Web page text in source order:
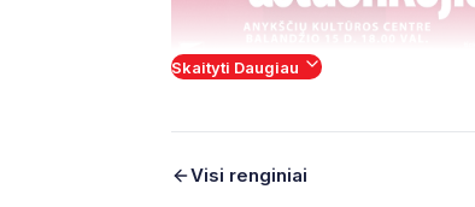
Skaityti Daugiau
Visi renginiai